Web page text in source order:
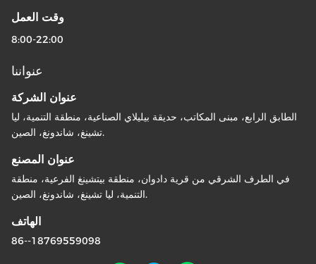
وقت العمل
8:00-22:00
عنواننا
عنوان الشركة
الطابق الرابع، مبنى المكاتب، حديقة بيليلاي الصناعية، منطقة التنمية، ليا
تشينغ، شاندونغ، الصين.
عنوان المصنع
في الطرف الشرقي من قرية دادوان، منطقة بيتشينغ الفرعية، منطقة
التنمية، ليا تشينغ، شاندونغ، الصين.
الهاتف
86--18769559098